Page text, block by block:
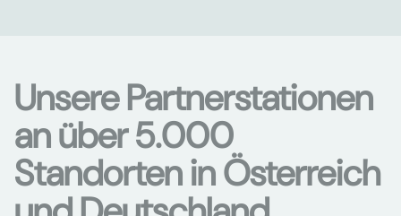
Unsere Partnerstationen
an über 5.000
Standorten in Österreich